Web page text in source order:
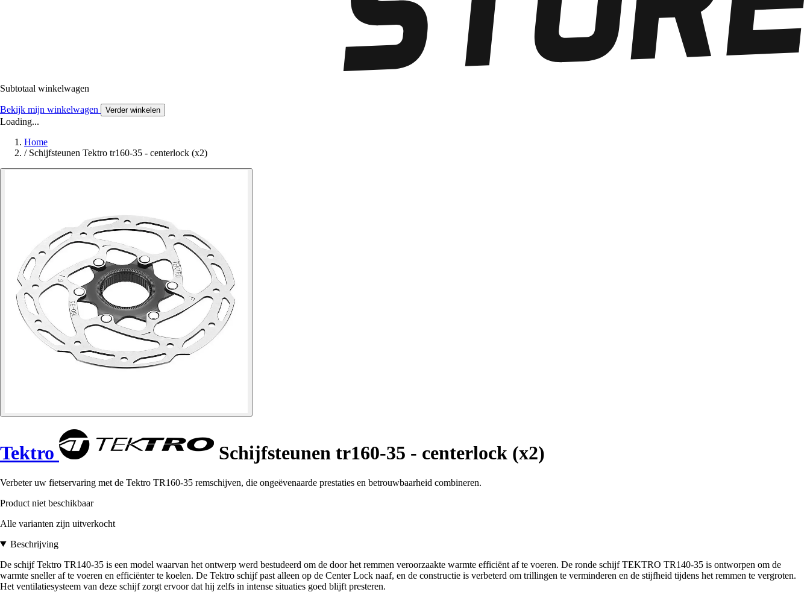
Subtotaal winkelwagen
Bekijk mijn winkelwagen Verder winkelen
Loading...
Home
/ Schijfsteunen Tektro tr160-35 - centerlock (x2)
Tektro Schijfsteunen tr160-35 - centerlock (x2)
Verbeter uw fietservaring met de Tektro TR160-35 remschijven, die ongeëvenaarde prestaties en betrouwbaarheid combineren.
Product niet beschikbaar
Alle varianten zijn uitverkocht
Beschrijving
De schijf Tektro TR140-35 is een model waarvan het ontwerp werd bestudeerd om de door het remmen veroorzaakte warmte efficiënt af te voeren. De ronde schijf TEKTRO TR140-35 is ontworpen om de
warmte sneller af te voeren en efficiënter te koelen. De Tektro schijf past alleen op de Center Lock naaf, en de constructie is verbeterd om trillingen te verminderen en de stijfheid tijdens het remmen te vergroten.
Het ventilatiesysteem van deze schijf zorgt ervoor dat hij zelfs in intense situaties goed blijft presteren.